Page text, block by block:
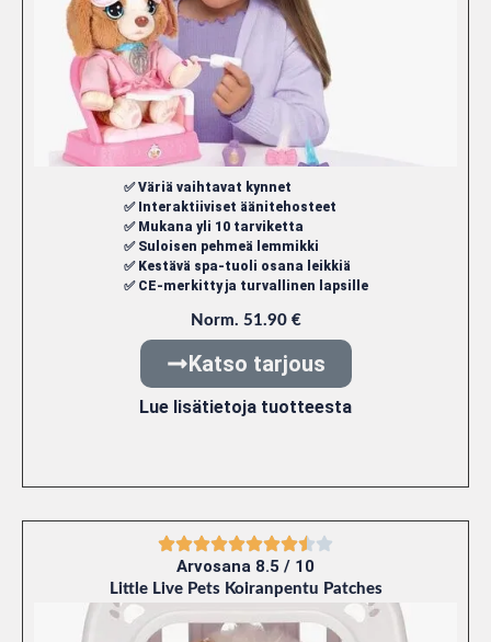
✅ Väriä vaihtavat kynnet
✅ Interaktiiviset äänitehosteet
✅ Mukana yli 10 tarviketta
✅ Suloisen pehmeä lemmikki
✅ Kestävä spa-tuoli osana leikkiä
✅ CE-merkitty ja turvallinen lapsille
Norm. 51.90 €
Katso tarjous
Lue lisätietoja tuotteesta
Arvosana 8.5 / 10
Little Live Pets Koiranpentu Patches